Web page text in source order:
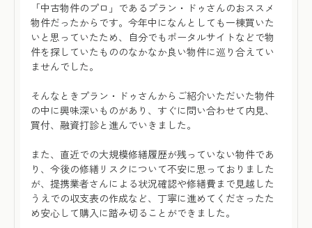
「中古物件のプロ」であるプラン・ドゥさんのおススメ
物件だったからです。今年中になんとしても一棟買いた
いと思っていたため、自分でもポータルサイトなどで物
件を探していたもののなかなか良い物件に巡り合えてい
ませんでした。
そんなときプラン・ドゥさんからご紹介いただいた物件
の中に興味深いものがあり、すぐに問い合わせて内見、
買付、融資打診と進んでいきました。
また、直近での大規模修繕履歴が残っていない物件であ
り、今後の修繕リスクについて不安に思っておりました
が、提携業者さんによる状況確認や修繕費まで見越した
うえでの収支表の作成など、丁寧に進めてくださったた
め安心して購入に踏み切ることができました。